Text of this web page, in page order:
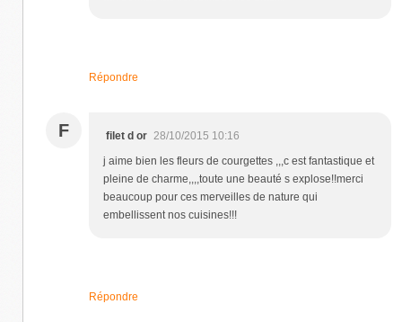
Répondre
F filet d or 28/10/2015 10:16
j aime bien les fleurs de courgettes ,,,c est fantastique et
pleine de charme,,,,toute une beauté s explose!!merci
beaucoup pour ces merveilles de nature qui
embellissent nos cuisines!!!
Répondre